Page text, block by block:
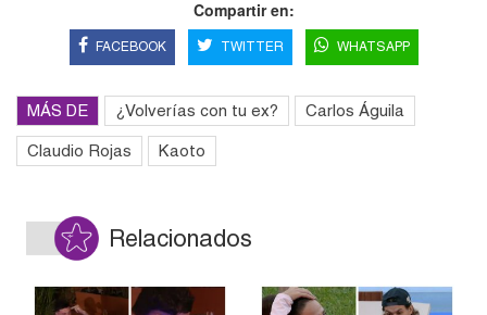
Compartir en:
FACEBOOK TWITTER WHATSAPP
MÁS DE ¿Volverías con tu ex? Carlos Águila
Claudio Rojas Kaoto
Relacionados